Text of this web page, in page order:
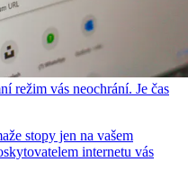
režim vás neochrání. Je čas
stopy jen na vašem
internetu vás